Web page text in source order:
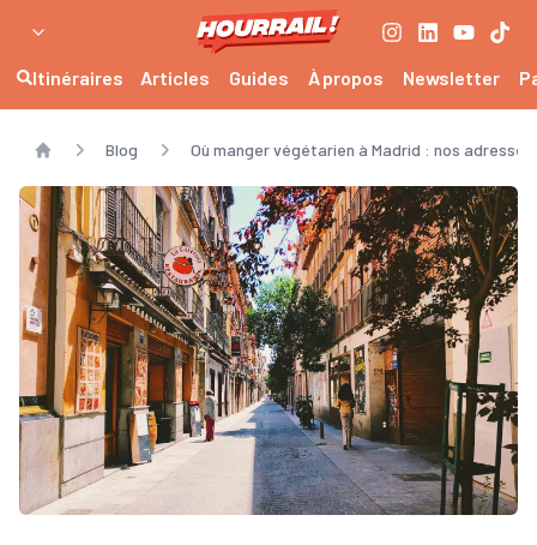
Itinéraires Articles Guides À propos Newsletter
Home
Blog Où manger végétarien à Madrid : nos